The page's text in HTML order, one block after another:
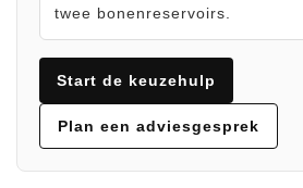
twee bonenreservoirs.
Start de keuzehulp
Plan een adviesgesprek